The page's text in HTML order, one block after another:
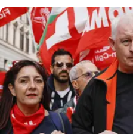
L'Italia
nel
Lavoro
Territori
Abruzzo-
Molise
Alto
Adige